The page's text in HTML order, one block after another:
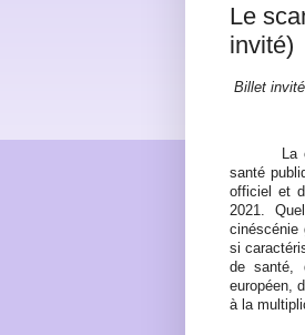
Le
invité)
Billet
La
santé
officiel et
2021.
cinéscénie
si
de santé,
européen,
à la